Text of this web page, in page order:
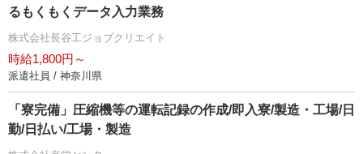
るもくもくデータ入力業務
株式会社長谷工ジョブクリエイト
時給1,800円～
派遣社員 / 神奈川県
「寮完備」圧縮機等の運転記録の作成/即入寮/製造・工場/日
勤/日払い/工場・製造